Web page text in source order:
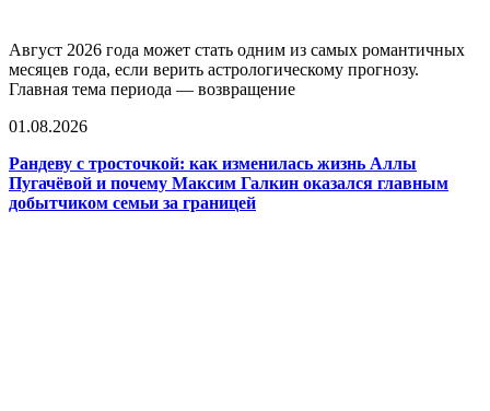
Август 2026 года может стать одним из самых романтичных
месяцев года, если верить астрологическому прогнозу.
Главная тема периода — возвращение
01.08.2026
Рандеву с тросточкой: как изменилась жизнь Аллы
Пугачёвой и почему Максим Галкин оказался главным
добытчиком семьи за границей